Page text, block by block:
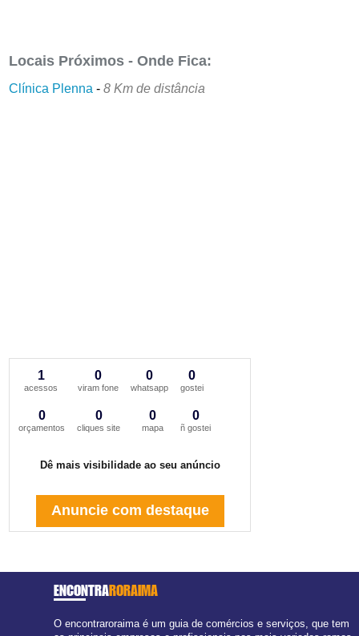
Locais Próximos - Onde Fica:
Clínica Plenna -8 Km de distância
1
acessos
0
viram fone
0
whatsapp
0
gostei
0
orçamentos
0
cliques site
0
mapa
0
ñ gostei
Dê mais visibilidade ao seu anúncio
Anuncie com destaque
ENCONTRARORAIMA
O encontraroraima é um guia de comércios e serviços, que tem